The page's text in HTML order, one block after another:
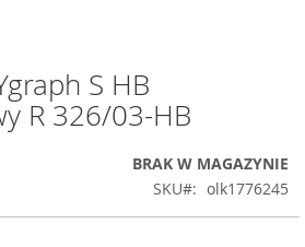
S HB
R 326/03-HB
BRAK W MAGAZYNIE
SKU
olk1776245